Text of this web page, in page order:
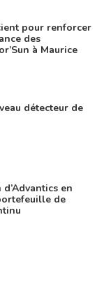
pour renforcer
des
à Maurice
détecteur de
en
de